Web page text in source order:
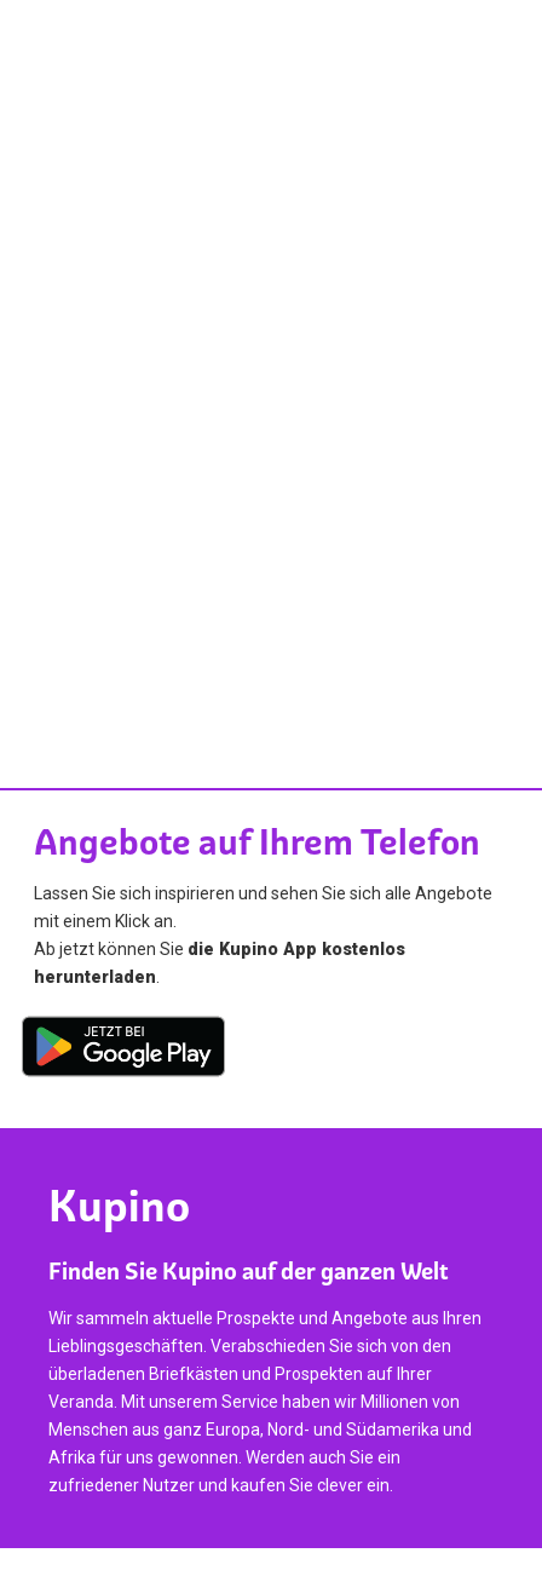
Angebote auf Ihrem Telefon
Lassen Sie sich inspirieren und sehen Sie sich alle Angebote
mit einem Klick an.
Ab jetzt können Sie die Kupino App kostenlos
herunterladen.
Kupino
Finden Sie Kupino auf der ganzen Welt
Wir sammeln aktuelle Prospekte und Angebote aus Ihren
Lieblingsgeschäften. Verabschieden Sie sich von den
überladenen Briefkästen und Prospekten auf Ihrer
Veranda. Mit unserem Service haben wir Millionen von
Menschen aus ganz Europa, Nord- und Südamerika und
Afrika für uns gewonnen. Werden auch Sie ein
zufriedener Nutzer und kaufen Sie clever ein.